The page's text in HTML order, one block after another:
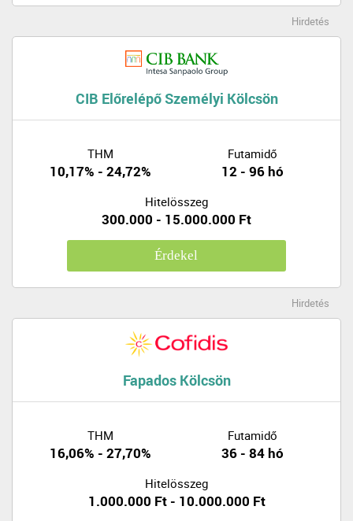
Hirdetés
CIB Előrelépő Személyi Kölcsön
THM
10,17% - 24,72%
Futamidő
12 - 96 hó
Hitelösszeg
300.000 - 15.000.000 Ft
Érdekel
Hirdetés
Fapados Kölcsön
THM
16,06% - 27,70%
Futamidő
36 - 84 hó
Hitelösszeg
1.000.000 Ft - 10.000.000 Ft